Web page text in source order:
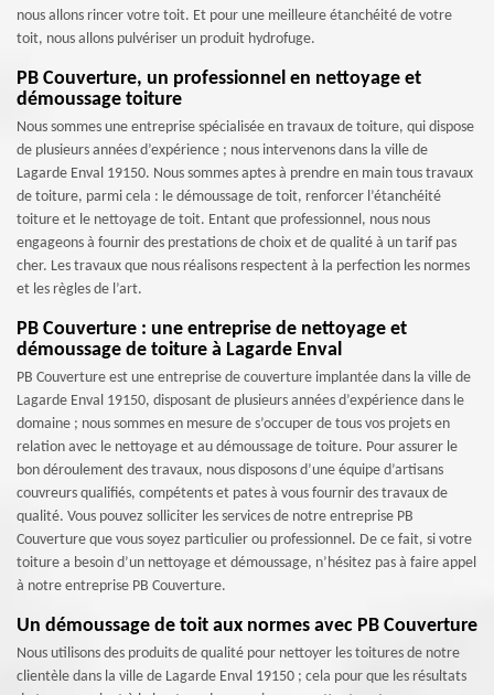
nous allons rincer votre toit. Et pour une meilleure étanchéité de votre
toit, nous allons pulvériser un produit hydrofuge.
PB Couverture, un professionnel en nettoyage et
démoussage toiture
Nous sommes une entreprise spécialisée en travaux de toiture, qui dispose
de plusieurs années d’expérience ; nous intervenons dans la ville de
Lagarde Enval 19150. Nous sommes aptes à prendre en main tous travaux
de toiture, parmi cela : le démoussage de toit, renforcer l’étanchéité
toiture et le nettoyage de toit. Entant que professionnel, nous nous
engageons à fournir des prestations de choix et de qualité à un tarif pas
cher. Les travaux que nous réalisons respectent à la perfection les normes
et les règles de l’art.
PB Couverture : une entreprise de nettoyage et
démoussage de toiture à Lagarde Enval
PB Couverture est une entreprise de couverture implantée dans la ville de
Lagarde Enval 19150, disposant de plusieurs années d’expérience dans le
domaine ; nous sommes en mesure de s’occuper de tous vos projets en
relation avec le nettoyage et au démoussage de toiture. Pour assurer le
bon déroulement des travaux, nous disposons d’une équipe d’artisans
couvreurs qualifiés, compétents et pates à vous fournir des travaux de
qualité. Vous pouvez solliciter les services de notre entreprise PB
Couverture que vous soyez particulier ou professionnel. De ce fait, si votre
toiture a besoin d’un nettoyage et démoussage, n’hésitez pas à faire appel
à notre entreprise PB Couverture.
Un démoussage de toit aux normes avec PB Couverture
Nous utilisons des produits de qualité pour nettoyer les toitures de notre
clientèle dans la ville de Lagarde Enval 19150 ; cela pour que les résultats